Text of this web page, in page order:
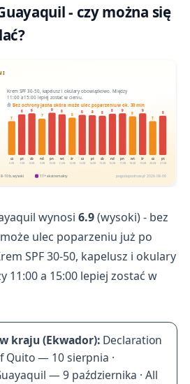
- czy można się
Krem SPF 30-50, kapelusz i okulary obowiązkowo. Między
11:00 a 15:00 lepiej zostać w cieniu.
Bez ochrony jasna skóra może ulec poparzeniu w ok. 30 min
7
cz
6.08
8
pt
7.08
9
sb
8.08
7
nd
9.08
9
pn
10.08
8
wt
11.08
8
śr
12.08
8
cz
13.08
8
pt
14.08
8
sb
15.08
8
nd
16.08
9
pn
17.08
8
wt
18.08
9
śr
19.08
7
cz
20.08
8
pt
21.08
8-10 b. wysoki 11+ ekstremalny pogodapodroze.pl · 2026-08-06
wynosi 6.9(wysoki) - bez
ulec poparzeniu już po
SPF 30-50, kapelusz i okulary
11:00 a 15:00 lepiej zostać w
kraju (Ekwador): Declaration
Quito — 10 sierpnia ·
— 9 października · All